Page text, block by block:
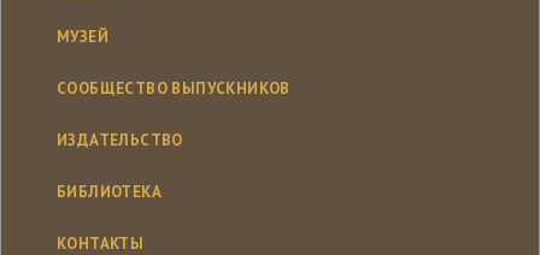
МУЗЕЙ
СООБЩЕСТВО ВЫПУСКНИКОВ
ИЗДАТЕЛЬСТВО
БИБЛИОТЕКА
КОНТАКТЫ